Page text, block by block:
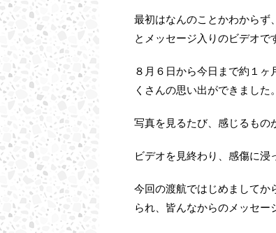
最初はなんのことかわからず
とメッセージ入りのビデオで
８月６日から今日まで約１
くさんの思い出ができました。
写真を見るたび、感じるもの
ビデオを見終わり、感傷に浸
今回の渡航ではじめましてか
られ、皆んなからのメッセー